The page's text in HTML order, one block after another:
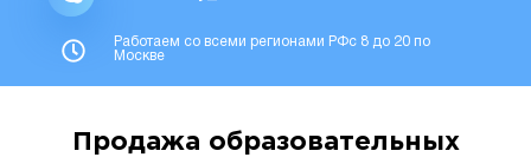
Работаем со всеми регионами РФс 8 до 20 по
Москве
Продажа образовательных